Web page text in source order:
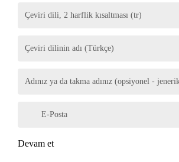
Çeviri dili, 2 harflik kısaltması (tr)
Çeviri dilinin adı (Türkçe)
Adınız ya da takma adınız (opsiyonel -
E-Posta
Devam et